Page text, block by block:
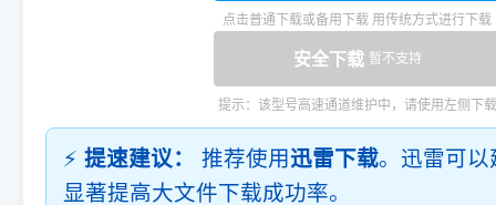
点击普通下载或备用下载 用传统方式进行下载
安全下载 暂不支持
提示：该型号高速通道维护中，请使用左侧下载
⚡ 提速建议： 推荐使用迅雷下载。迅雷可
显著提高大文件下载成功率。